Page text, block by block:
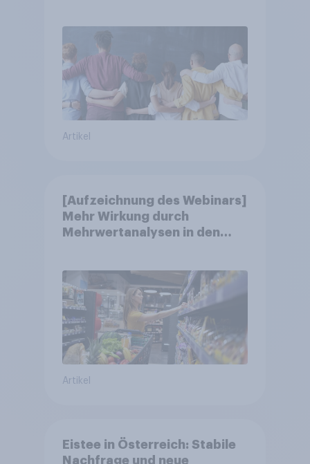
Artikel
[Aufzeichnung des Webinars]
Mehr Wirkung durch
Mehrwertanalysen in den
Artikel
Eistee in Österreich: Stabile
Nachfrage und neue